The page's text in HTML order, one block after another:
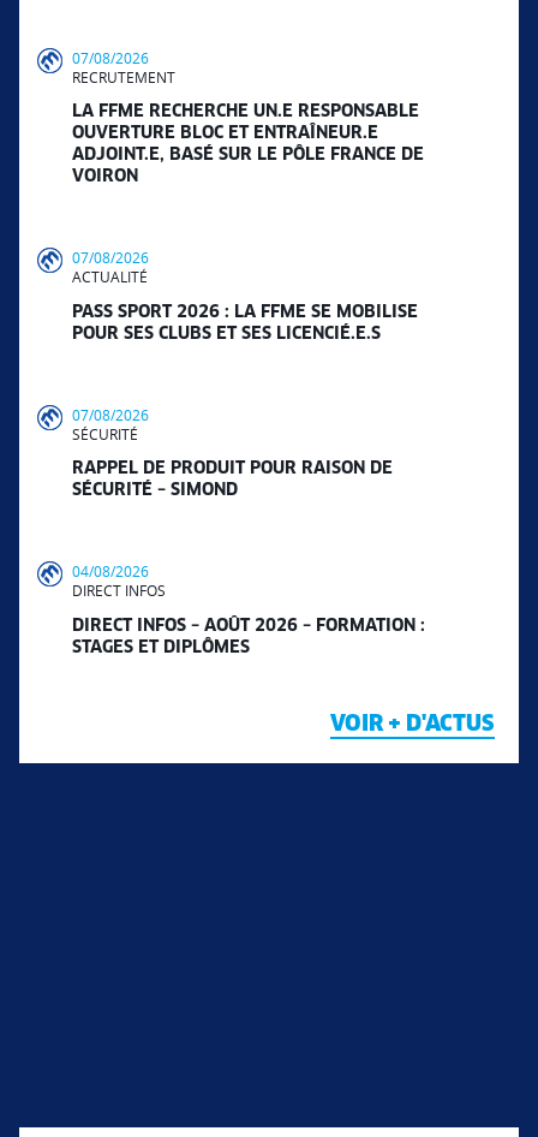
07/08/2026
RECRUTEMENT
LA FFME RECHERCHE UN.E RESPONSABLE
OUVERTURE BLOC ET ENTRAÎNEUR.E
ADJOINT.E, BASÉ SUR LE PÔLE FRANCE DE
VOIRON
07/08/2026
ACTUALITÉ
PASS SPORT 2026 : LA FFME SE MOBILISE
POUR SES CLUBS ET SES LICENCIÉ.E.S
07/08/2026
SÉCURITÉ
RAPPEL DE PRODUIT POUR RAISON DE
SÉCURITÉ – SIMOND
04/08/2026
DIRECT INFOS
DIRECT INFOS – AOÛT 2026 – FORMATION :
STAGES ET DIPLÔMES
VOIR + D'ACTUS